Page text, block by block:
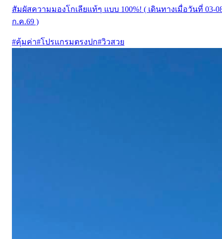
สัมผัสความมองโกเลียแท้ๆ แบบ 100%! ( เดินทางเมื่อวันที่ 03-
ก.ค.69 )
#คุ้มค่า#โปรแกรมตรงปก#วิวสวย